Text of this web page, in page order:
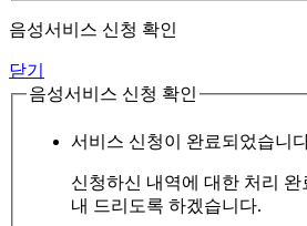
음성서비스 신청 확인
닫기
음성서비스 신청 확인
서비스 신청이 완료되었습니
신청하신 내역에 대한 처리
내 드리도록 하겠습니다.